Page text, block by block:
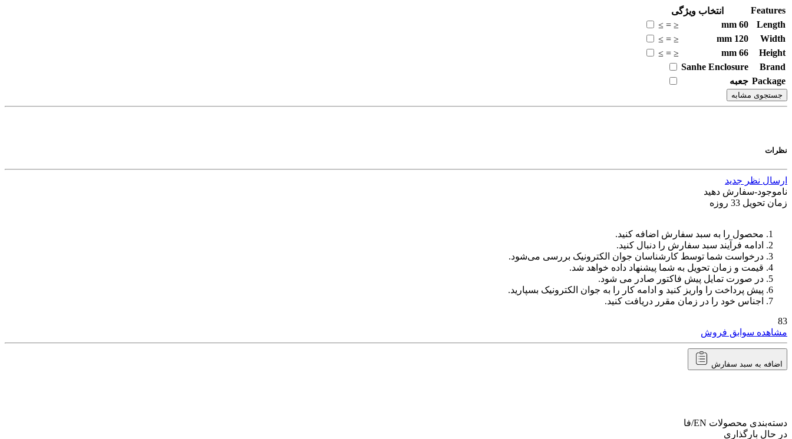
Features
انتخاب ویژگی
Length
60
mm
≤
=
≥
Width
120
mm
≤
=
≥
Height
66
mm
≤
=
≥
Brand
Sanhe Enclosure
Package جعبه
جستجوی مشابه
نظرات
ارسال نظر جدید
ناموجود-سفارش دهید
زمان تحویل 33 روزه
محصول را به سبد سفارش اضافه کنید.
ادامه فرآیند سبد سفارش را دنبال کنید.
درخواست شما توسط کارشناسان جوان الکترونیک بررسی می‌شود.
قیمت و زمان تحویل به شما پیشنهاد داده خواهد شد.
در صورت تمایل پیش فاکتور صادر می شود.
پیش پرداخت را واریز کنید و ادامه کار را به جوان الکترونیک بسپارید.
اجناس خود را در زمان مقرر دریافت کنید.
83
مشاهده سوابق فروش
اضافه به سبد سفارش
دسته‌بندی محصولات EN/فا
در حال بارگذاری